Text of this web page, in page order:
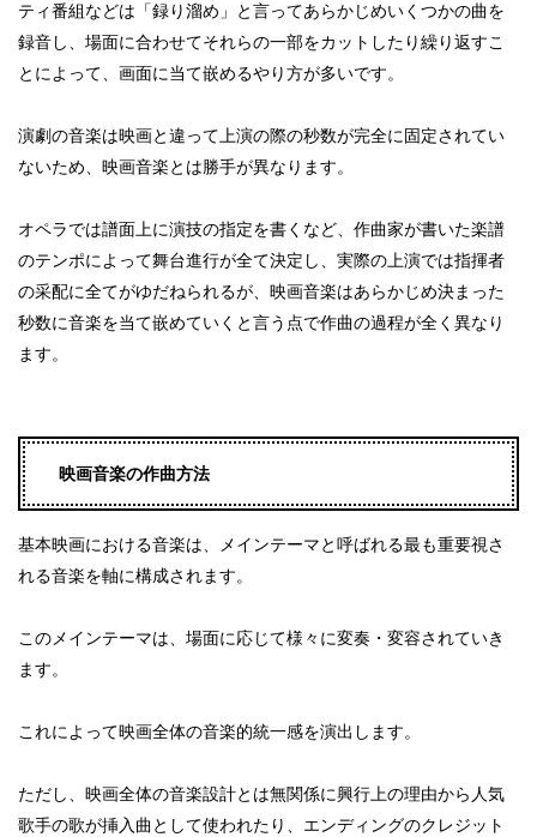
ティ番組などは「録り溜め」と言ってあらかじめいくつかの曲を
録音し、場面に合わせてそれらの一部をカットしたり繰り返すこ
とによって、画面に当て嵌めるやり方が多いです。
演劇の音楽は映画と違って上演の際の秒数が完全に固定されてい
ないため、映画音楽とは勝手が異なります。
オペラでは譜面上に演技の指定を書くなど、作曲家が書いた楽譜
のテンポによって舞台進行が全て決定し、実際の上演では指揮者
の采配に全てがゆだねられるが、映画音楽はあらかじめ決まった
秒数に音楽を当て嵌めていくと言う点で作曲の過程が全く異なり
ます。
映画音楽の作曲方法
基本映画における音楽は、メインテーマと呼ばれる最も重要視さ
れる音楽を軸に構成されます。
このメインテーマは、場面に応じて様々に変奏・変容されていき
ます。
これによって映画全体の音楽的統一感を演出します。
ただし、映画全体の音楽設計とは無関係に興行上の理由から人気
歌手の歌が挿入曲として使われたり、エンディングのクレジット